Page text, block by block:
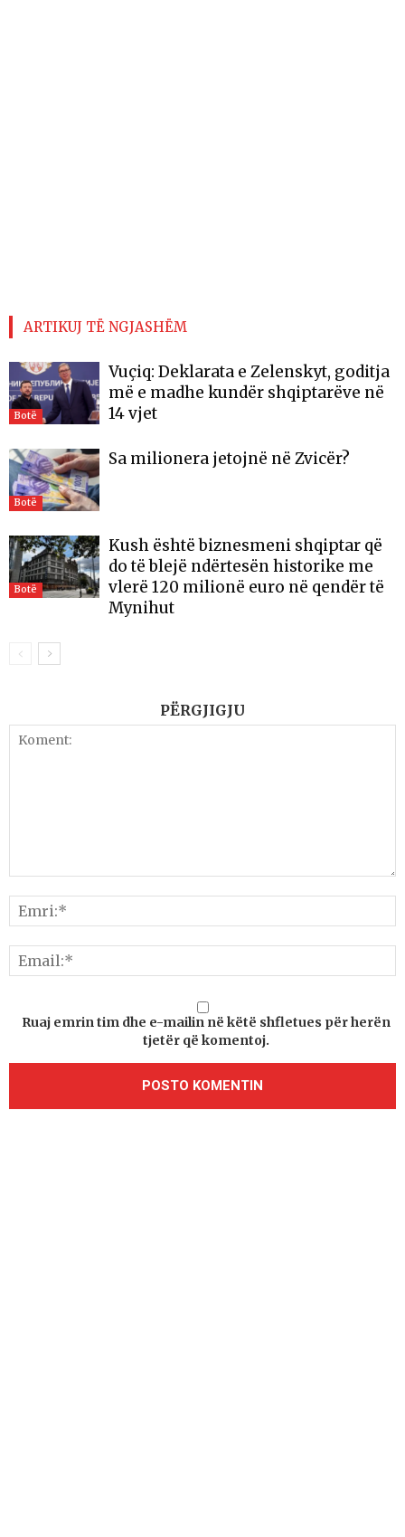
ARTIKUJ TË NGJASHËM
Botë
Vuçiq: Deklarata e Zelenskyt, goditja
më e madhe kundër shqiptarëve në
14 vjet
Botë
Sa milionera jetojnë në Zvicër?
Botë
Kush është biznesmeni shqiptar që
do të blejë ndërtesën historike me
vlerë 120 milionë euro në qendër të
Mynihut
PËRGJIGJU
Ruaj emrin tim dhe e-mailin në këtë shfletues për herën
tjetër që komentoj.